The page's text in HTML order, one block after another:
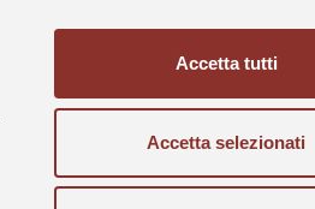
Accetta tutti
Accetta selezionati